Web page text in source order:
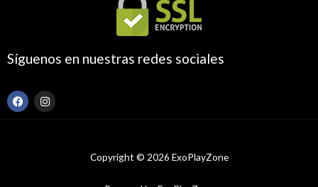
Síguenos en nuestras redes sociales
F
a
I
n
Copyright © 2026 ExoPlayZone